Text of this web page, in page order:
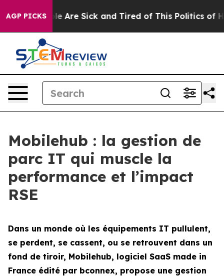
AGP PICKS
“People Are Sick and Tired of This Politics of
Mobilehub : la gestion de
parc IT qui muscle la
performance et l’impact
RSE
Dans un monde où les équipements IT pullulent,
se perdent, se cassent, ou se retrouvent dans un
fond de tiroir, Mobilehub, logiciel SaaS made in
France édité par bconnex, propose une gestion